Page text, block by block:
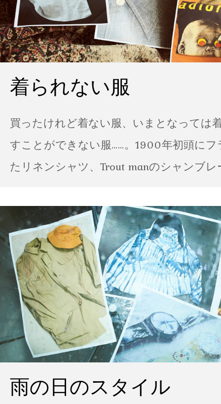
着られない服
買ったけれど着ない服、いまとなっては
すことができない服……。1900年初頭に
たリネンシャツ、Trout manのシャンブ
雨の日のスタイル